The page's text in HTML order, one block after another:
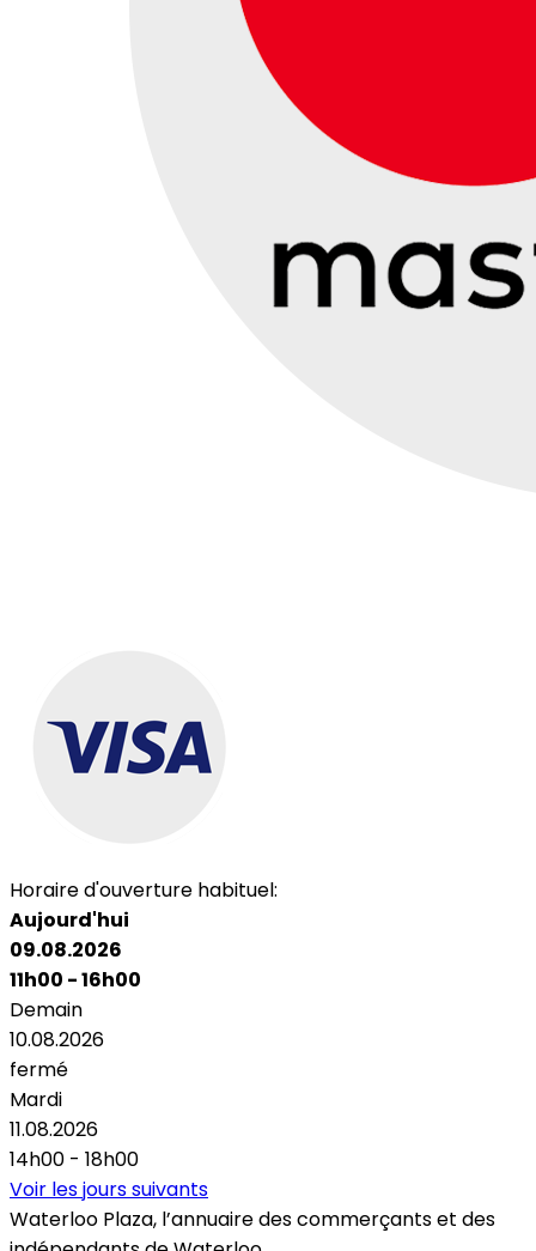
Horaire d'ouverture habituel:
Aujourd'hui
09.08.2026
11h00 - 16h00
Demain
10.08.2026
fermé
Mardi
11.08.2026
14h00 - 18h00
Voir les jours suivants
Waterloo Plaza, l’annuaire des commerçants et des